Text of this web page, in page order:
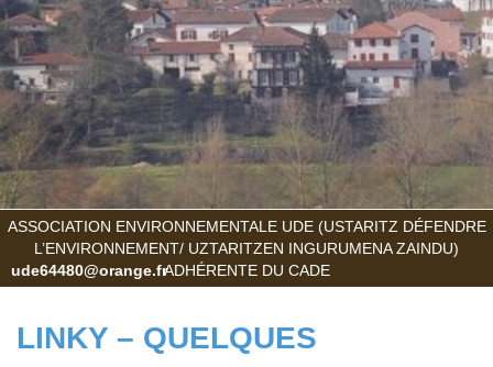
ASSOCIATION ENVIRONNEMENTALE UDE (USTARITZ DÉFENDRE
L’ENVIRONNEMENT/ UZTARITZEN INGURUMENA ZAINDU)
ADHÉRENTE DU CADE
ude64480@orange.fr
LINKY – QUELQUES